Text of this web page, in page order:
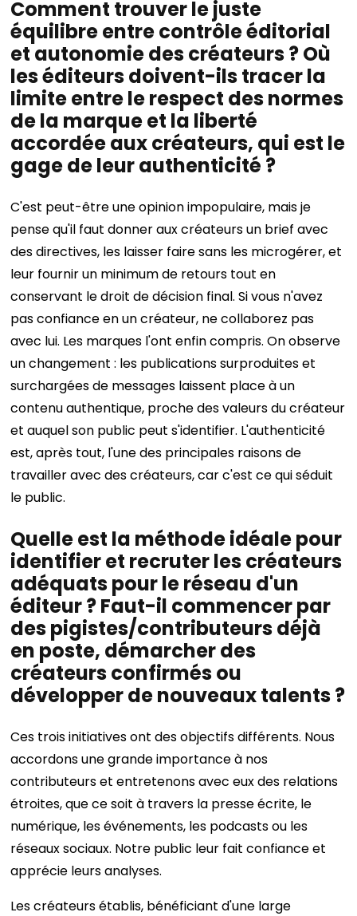
Comment trouver le juste
équilibre entre contrôle éditorial
et autonomie des créateurs ? Où
les éditeurs doivent-ils tracer la
limite entre le respect des normes
de la marque et la liberté
accordée aux créateurs, qui est le
gage de leur authenticité ?
C'est peut-être une opinion impopulaire, mais je
pense qu'il faut donner aux créateurs un brief avec
des directives, les laisser faire sans les microgérer, et
leur fournir un minimum de retours tout en
conservant le droit de décision final. Si vous n'avez
pas confiance en un créateur, ne collaborez pas
avec lui. Les marques l'ont enfin compris. On observe
un changement : les publications surproduites et
surchargées de messages laissent place à un
contenu authentique, proche des valeurs du créateur
et auquel son public peut s'identifier. L'authenticité
est, après tout, l'une des principales raisons de
travailler avec des créateurs, car c'est ce qui séduit
le public.
Quelle est la méthode idéale pour
identifier et recruter les créateurs
adéquats pour le réseau d'un
éditeur ? Faut-il commencer par
des pigistes/contributeurs déjà
en poste, démarcher des
créateurs confirmés ou
développer de nouveaux talents ?
Ces trois initiatives ont des objectifs différents. Nous
accordons une grande importance à nos
contributeurs et entretenons avec eux des relations
étroites, que ce soit à travers la presse écrite, le
numérique, les événements, les podcasts ou les
réseaux sociaux. Notre public leur fait confiance et
apprécie leurs analyses.
Les créateurs établis, bénéficiant d'une large